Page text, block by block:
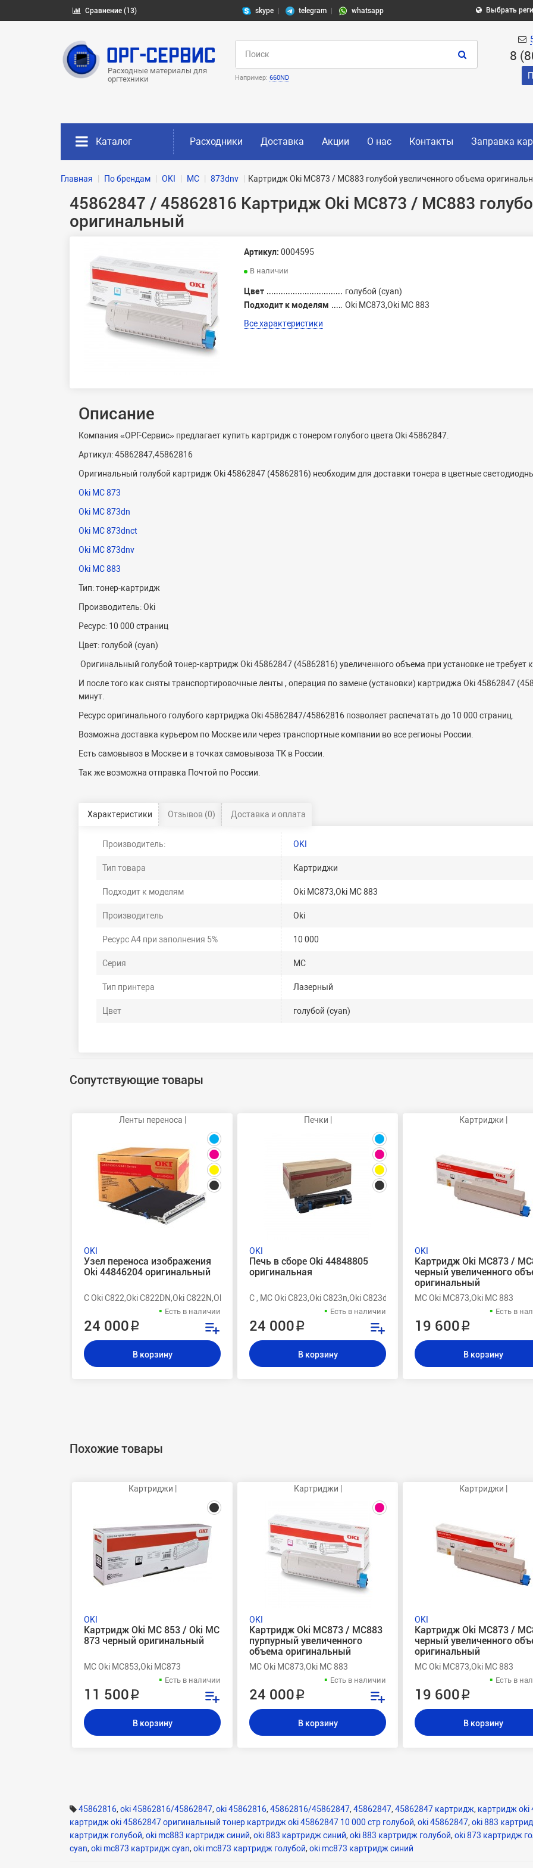
Сравнение (13) skype telegram whatsapp Выбрать
Расходные материалы для
оргтехники
Например: 660ND
8
Каталог Расходники Доставка Акции О нас Контакты Заправка
Главная По брендам OKI MC 873dnv Картридж Oki MC873 / MC883 голубой увеличенного объема
45862847 / 45862816 Картридж Oki MC873 / MC883
оригинальный
Артикул: 0004595
В наличии
Цвет
голубой (cyan)
Подходит к моделям
Oki MC873,Oki MC 883
Все характеристики
Описание
Компания «ОРГ-Сервис» предлагает купить картридж с тонером голубого цвета Oki 45862847.
Артикул: 45862847,45862816
Оригинальный голубой картридж Oki 45862847 (45862816) необходим для доставки тонера в цветные
Oki MC 873
Oki MC 873dn
Oki MC 873dnct
Oki MC 873dnv
Oki MC 883
Тип: тонер-картридж
Производитель: Oki
Ресурс: 10 000 страниц
Цвет: голубой (cyan)
Оригинальный голубой тонер-картридж Oki 45862847 (45862816) увеличенного объема при установке не требует
И после того как сняты транспортировочные ленты , операция по замене (установки) картриджа Oki 45862847
минут.
Ресурс оригинального голубого картриджа Oki 45862847/45862816 позволяет распечатать до 10 000 страниц.
Возможна доставка курьером по Москве или через транспортные компании во все регионы России.
Есть самовывоз в Москве и в точках самовывоза ТК в России.
Так же возможна отправка Почтой по России.
Характеристики Отзывов (0) Доставка и оплата
Производитель: OKI
Тип товара Картриджи
Подходит к моделям Oki MC873,Oki MC 883
Производитель Oki
Ресурс А4 при заполнения 5% 10 000
Серия MC
Тип принтера Лазерный
Цвет голубой (cyan)
Сопутствующие товары
Ленты переноса |
OKI
Узел переноса изображения
Oki 44846204 оригинальный
C Oki C822,Oki C822DN,Oki C822N,Oki C823,Oki C823n,Oki C823dn,Oki C 831,Oki C 831CDTN,Oki C 831DN,Oki C
Есть в наличии
24 000 ₽
В корзину
Печки |
OKI
Печь в сборе Oki 44848805
оригинальная
C , MC Oki C823,Oki C823n,Oki C823dn,Oki C 831,Oki C 831CDTN,Oki C
Есть в наличии
24 000 ₽
В корзину
Картриджи |
OKI
Картридж Oki MC873 /
черный увеличенного
оригинальный
MC Oki MC873,Oki MC 883
Есть в
19 600 ₽
В корзину
Похожие товары
Картриджи |
OKI
Картридж Oki MC 853 / Oki MC
873 черный оригинальный
MC Oki MC853,Oki MC873
Есть в наличии
11 500 ₽
В корзину
Картриджи |
OKI
Картридж Oki MC873 / MC883
пурпурный увеличенного
объема оригинальный
MC Oki MC873,Oki MC 883
Есть в наличии
24 000 ₽
В корзину
Картриджи |
OKI
Картридж Oki MC873 /
черный увеличенного
оригинальный
MC Oki MC873,Oki MC 883
Есть в
19 600 ₽
В корзину
45862816, oki 45862816/45862847, oki 45862816, 45862816/45862847, 45862847, 45862847 картридж, картридж oki
картридж oki 45862847 оригинальный тонер картридж oki 45862847 10 000 стр голубой, oki 45862847, oki 883
картридж голубой, oki mc883 картридж синий, oki 883 картридж синий, oki 883 картридж голубой, oki 873 картридж
cyan, oki mc873 картридж cyan, oki mc873 картридж голубой, oki mc873 картридж синий